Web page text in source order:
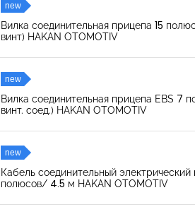
new
Вилка соединительная прицепа 15
винт) HAKAN OTOMOTIV
new
Вилка соединительная прицепа EBS 7
винт. соед.) HAKAN OTOMOTIV
new
Кабель соединительный
полюсов/ 4.5 м HAKAN OTOMOTIV